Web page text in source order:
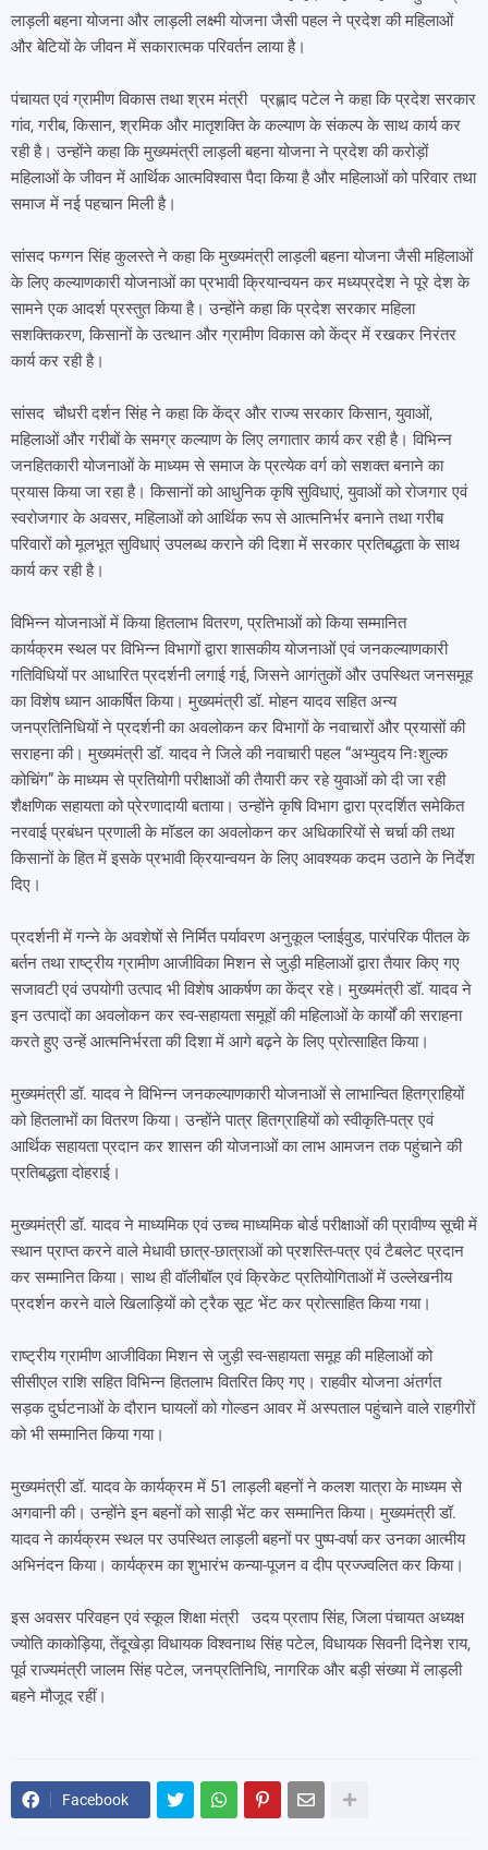
लाड़ली बहना योजना और लाड़ली लक्ष्मी योजना जैसी पहल ने प्रदेश की महिलाओं
और बेटियों के जीवन में सकारात्मक परिवर्तन लाया है।
पंचायत एवं ग्रामीण विकास तथा श्रम मंत्री प्रह्लाद पटेल ने कहा कि प्रदेश सरकार
गांव, गरीब, किसान, श्रमिक और मातृशक्ति के कल्याण के संकल्प के साथ कार्य कर
रही है। उन्होंने कहा कि मुख्यमंत्री लाड़ली बहना योजना ने प्रदेश की करोड़ों
महिलाओं के जीवन में आर्थिक आत्मविश्वास पैदा किया है और महिलाओं को परिवार तथा
समाज में नई पहचान मिली है।
सांसद फग्गन सिंह कुलस्ते ने कहा कि मुख्यमंत्री लाड़ली बहना योजना जैसी महिलाओं
के लिए कल्याणकारी योजनाओं का प्रभावी क्रियान्वयन कर मध्यप्रदेश ने पूरे देश के
सामने एक आदर्श प्रस्तुत किया है। उन्होंने कहा कि प्रदेश सरकार महिला
सशक्तिकरण, किसानों के उत्थान और ग्रामीण विकास को केंद्र में रखकर निरंतर
कार्य कर रही है।
सांसद चौधरी दर्शन सिंह ने कहा कि केंद्र और राज्य सरकार किसान, युवाओं,
महिलाओं और गरीबों के समग्र कल्याण के लिए लगातार कार्य कर रही है। विभिन्न
जनहितकारी योजनाओं के माध्यम से समाज के प्रत्येक वर्ग को सशक्त बनाने का
प्रयास किया जा रहा है। किसानों को आधुनिक कृषि सुविधाएं, युवाओं को रोजगार एवं
स्वरोजगार के अवसर, महिलाओं को आर्थिक रूप से आत्मनिर्भर बनाने तथा गरीब
परिवारों को मूलभूत सुविधाएं उपलब्ध कराने की दिशा में सरकार प्रतिबद्धता के साथ
कार्य कर रही है।
विभिन्न योजनाओं में किया हितलाभ वितरण, प्रतिभाओं को किया सम्मानित
कार्यक्रम स्थल पर विभिन्न विभागों द्वारा शासकीय योजनाओं एवं जनकल्याणकारी
गतिविधियों पर आधारित प्रदर्शनी लगाई गई, जिसने आगंतुकों और उपस्थित जनसमूह
का विशेष ध्यान आकर्षित किया। मुख्यमंत्री डॉ. मोहन यादव सहित अन्य
जनप्रतिनिधियों ने प्रदर्शनी का अवलोकन कर विभागों के नवाचारों और प्रयासों की
सराहना की। मुख्यमंत्री डॉ. यादव ने जिले की नवाचारी पहल “अभ्युदय निःशुल्क
कोचिंग” के माध्यम से प्रतियोगी परीक्षाओं की तैयारी कर रहे युवाओं को दी जा रही
शैक्षणिक सहायता को प्रेरणादायी बताया। उन्होंने कृषि विभाग द्वारा प्रदर्शित समेकित
नरवाई प्रबंधन प्रणाली के मॉडल का अवलोकन कर अधिकारियों से चर्चा की तथा
किसानों के हित में इसके प्रभावी क्रियान्वयन के लिए आवश्यक कदम उठाने के निर्देश
दिए।
प्रदर्शनी में गन्ने के अवशेषों से निर्मित पर्यावरण अनुकूल प्लाईवुड, पारंपरिक पीतल के
बर्तन तथा राष्ट्रीय ग्रामीण आजीविका मिशन से जुड़ी महिलाओं द्वारा तैयार किए गए
सजावटी एवं उपयोगी उत्पाद भी विशेष आकर्षण का केंद्र रहे। मुख्यमंत्री डॉ. यादव ने
इन उत्पादों का अवलोकन कर स्व-सहायता समूहों की महिलाओं के कार्यों की सराहना
करते हुए उन्हें आत्मनिर्भरता की दिशा में आगे बढ़ने के लिए प्रोत्साहित किया।
मुख्यमंत्री डॉ. यादव ने विभिन्न जनकल्याणकारी योजनाओं से लाभान्वित हितग्राहियों
को हितलाभों का वितरण किया। उन्होंने पात्र हितग्राहियों को स्वीकृति-पत्र एवं
आर्थिक सहायता प्रदान कर शासन की योजनाओं का लाभ आमजन तक पहुंचाने की
प्रतिबद्धता दोहराई।
मुख्यमंत्री डॉ. यादव ने माध्यमिक एवं उच्च माध्यमिक बोर्ड परीक्षाओं की प्रावीण्य सूची में
स्थान प्राप्त करने वाले मेधावी छात्र-छात्राओं को प्रशस्ति-पत्र एवं टैबलेट प्रदान
कर सम्मानित किया। साथ ही वॉलीबॉल एवं क्रिकेट प्रतियोगिताओं में उल्लेखनीय
प्रदर्शन करने वाले खिलाड़ियों को ट्रैक सूट भेंट कर प्रोत्साहित किया गया।
राष्ट्रीय ग्रामीण आजीविका मिशन से जुड़ी स्व-सहायता समूह की महिलाओं को
सीसीएल राशि सहित विभिन्न हितलाभ वितरित किए गए। राहवीर योजना अंतर्गत
सड़क दुर्घटनाओं के दौरान घायलों को गोल्डन आवर में अस्पताल पहुंचाने वाले राहगीरों
को भी सम्मानित किया गया।
मुख्यमंत्री डॉ. यादव के कार्यक्रम में 51 लाड़ली बहनों ने कलश यात्रा के माध्यम से
अगवानी की। उन्होंने इन बहनों को साड़ी भेंट कर सम्मानित किया। मुख्यमंत्री डॉ.
यादव ने कार्यक्रम स्थल पर उपस्थित लाड़ली बहनों पर पुष्प-वर्षा कर उनका आत्मीय
अभिनंदन किया। कार्यक्रम का शुभारंभ कन्या-पूजन व दीप प्रज्ज्वलित कर किया।
इस अवसर परिवहन एवं स्कूल शिक्षा मंत्री उदय प्रताप सिंह, जिला पंचायत अध्यक्ष
ज्योति काकोड़िया, तेंदूखेड़ा विधायक विश्वनाथ सिंह पटेल, विधायक सिवनी दिनेश राय,
पूर्व राज्यमंत्री जालम सिंह पटेल, जनप्रतिनिधि, नागरिक और बड़ी संख्या में लाड़ली
बहने मौजूद रहीं।
Facebook